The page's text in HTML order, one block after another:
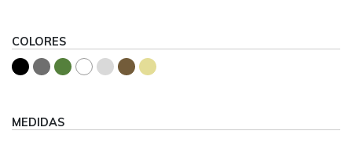
COLORES
MEDIDAS